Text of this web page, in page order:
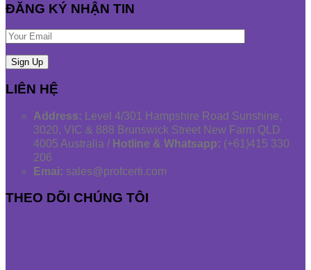
ĐĂNG KÝ NHẬN TIN
LIÊN HỆ
Address: Level 4/301 Hampshire Road Sunshine,
3020, VIC & 888 Brunswick Street New Farm QLD
4005 Australia / Hotline & Whatsapp: (+61)415 330
206
Emai: sales@profcerti.com
THEO DÕI CHÚNG TÔI